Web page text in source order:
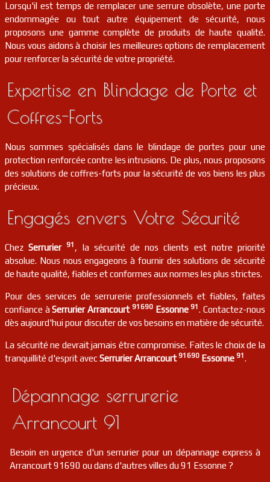
91 Viry-châtillon FR 91170
91 Mérobert FR 91780
serrurier 91 Ris-orangis FR
serrurier 91 Morigny-champigny FR 91150
serrurier 91 Villeneuve-sur-auvers FR 91580
serrurier 91 Varennes-jarcy FR 91480
Lorsqu'il est temps de remplacer une serrure obsolète, une porte
endommagée ou tout autre équipement de sécurité, nous
proposons une gamme complète de produits de haute qualité.
Nous vous aidons à choisir les meilleures options de remplacement
pour renforcer la sécurité de votre propriété.
Expertise en Blindage de Porte et
Coffres-Forts
Nous sommes spécialisés dans le blindage de portes pour une
protection renforcée contre les intrusions. De plus, nous proposons
des solutions de coffres-forts pour la sécurité de vos biens les plus
précieux.
Engagés envers Votre Sécurité
ChezSerrurier91 , la sécurité de nos clients est notre priorité
absolue. Nous nous engageons à fournir des solutions de sécurité
de haute qualité, fiables et conformes aux normes les plus strictes.
Pour des services de serrurerie professionnels et fiables, faites
confiance àSerrurier Arrancourt 91690Essonne91. Contactez-nous
dès aujourd'hui pour discuter de vos besoins en matière de sécurité.
La sécurité ne devrait jamais être compromise. Faites le choix de la
tranquillité d'esprit avecSerrurier Arrancourt91690 Essonne 91.
Dépannage serrurerie
Arrancourt 91
Besoin en urgence d'un serrurier pour un dépannage express à
Arrancourt 91690 ou dans d'autres villes du 91 Essonne ?